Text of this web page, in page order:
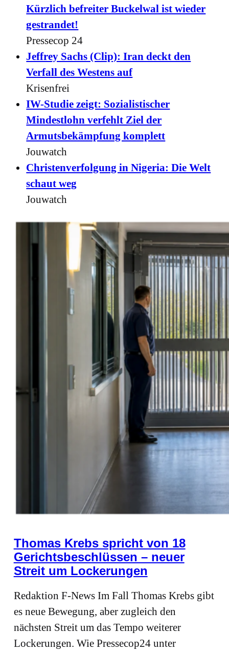
Kürzlich befreiter Buckelwal ist wieder
gestrandet!
Pressecop 24
Jeffrey Sachs (Clip): Iran deckt den
Verfall des Westens auf
Krisenfrei
IW-Studie zeigt: Sozialistischer
Mindestlohn verfehlt Ziel der
Armutsbekämpfung komplett
Jouwatch
Christenverfolgung in Nigeria: Die Welt
schaut weg
Jouwatch
Thomas Krebs spricht von 18
Gerichtsbeschlüssen – neuer
Streit um Lockerungen
Redaktion F-News Im Fall Thomas Krebs gibt
es neue Bewegung, aber zugleich den
nächsten Streit um das Tempo weiterer
Lockerungen. Wie Pressecop24 unter